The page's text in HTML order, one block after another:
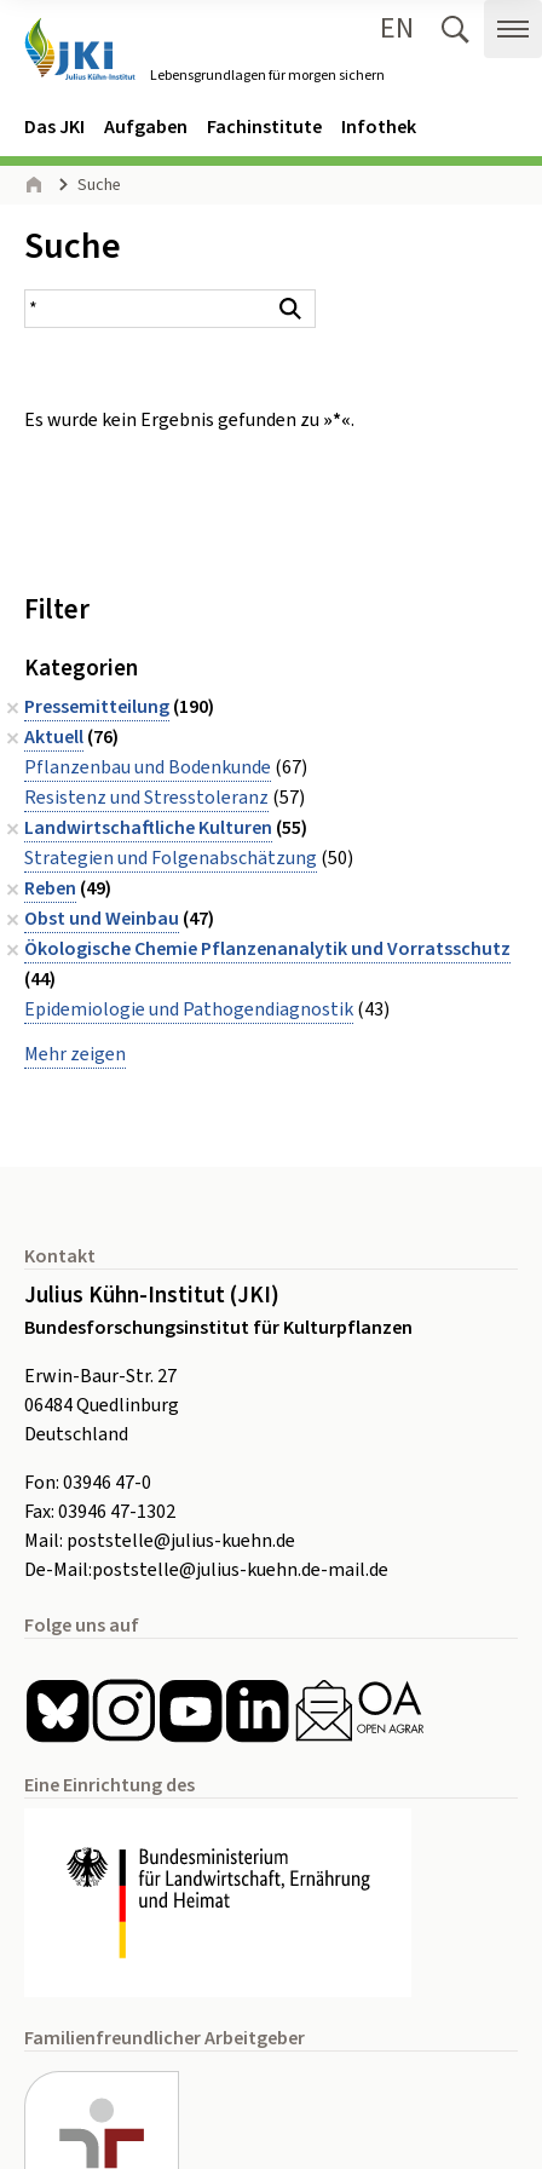
Lebensgrundlagen für morgen sichern
EN
Navigation
Hauptmenü
Das JKI Aufgaben Fachinstitute Infothek
Seitenpfad
Suche
Inhalt:
Suche
Suchergebnis
Es wurde kein Ergebnis gefunden zu »*«.
Filter
Kategorien
Pressemitteilung(190)
Aktuell(76)
Pflanzenbau und Bodenkunde (67)
Resistenz und Stresstoleranz (57)
Landwirtschaftliche Kulturen (55)
Strategien und Folgenabschätzung (50)
Reben (49)
Obst und Weinbau (47)
Ökologische Chemie Pflanzenanalytik und Vorratsschutz
(44)
Epidemiologie und Pathogendiagnostik(43)
Mehr zeigen
Kontakt
Julius Kühn-Institut (JKI)
Bundesforschungsinstitut für Kulturpflanzen
Erwin-Baur-Str. 27
06484Quedlinburg
Deutschland
Fon:03946 47-0
Fax:03946 47-1302
Mail: poststelle@julius-kuehn.de
De-Mail:poststelle@julius-kuehn.de-mail.de
Folge uns auf
Eine Einrichtung des
Familienfreundlicher Arbeitgeber